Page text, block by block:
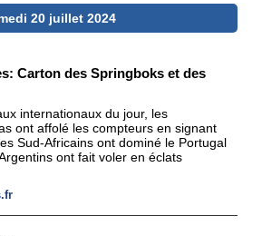
20 juillet 2024
Carton des Springboks et des
internationaux du jour, les
ont affolé les compteurs en signant
Sud-Africains ont dominé le Portugal
ont fait voler en éclats